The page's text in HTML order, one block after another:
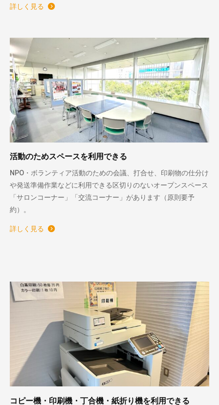
詳しく見る
活動のためスペースを利用できる
NPO・ボランティア活動のための会議、打合せ、印刷物の仕分け
や発送準備作業などに利用できる区切りのないオープンスペース
「サロンコーナー」「交流コーナー」があります（原則要予
約）。
詳しく見る
コピー機・印刷機・丁合機・紙折り機を利用できる